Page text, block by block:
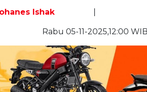
Ishak
Rabu 05-11-2025,12:00 WIB